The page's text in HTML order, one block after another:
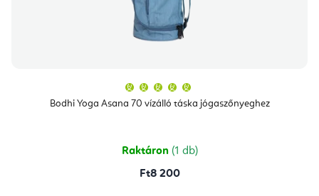
Bodhi Yoga Asana 70 vízálló táska jógaszőnyeghez
átlagos
értékelése
csillag.
Raktáron (1 db)
Ft8 200